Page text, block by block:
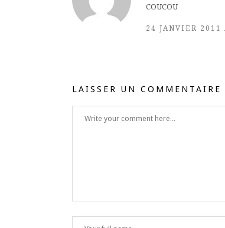
COUCOU
24 JANVIER
LAISSER UN COMMENTAIRE